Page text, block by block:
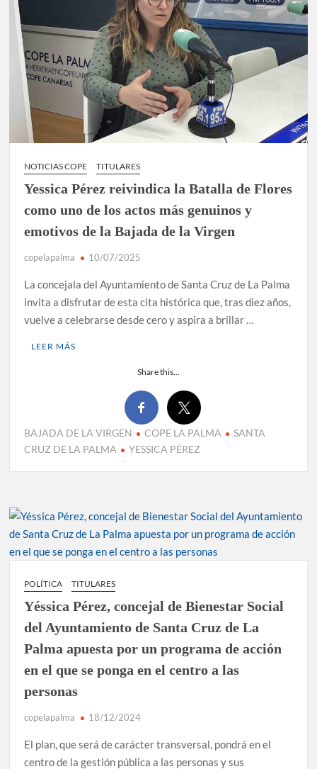
NOTICIAS COPE TITULARES
Yessica Pérez reivindica la Batalla de Flores
como uno de los actos más genuinos y
emotivos de la Bajada de la Virgen
copelapalma 10/07/2025
La concejala del Ayuntamiento de Santa Cruz de La Palma
invita a disfrutar de esta cita histórica que, tras diez años,
vuelve a celebrarse desde cero y aspira a brillar …
LEER MÁS
Share this...
BAJADA DE LA VIRGEN COPE LA PALMA
SANTA
CRUZ DE LA PALMA
YESSICA PÉREZ
POLÍTICA TITULARES
Yéssica Pérez, concejal de Bienestar Social
del Ayuntamiento de Santa Cruz de La
Palma apuesta por un programa de acción
en el que se ponga en el centro a las
personas
copelapalma 18/12/2024
El plan, que será de carácter transversal, pondrá en el
centro de la gestión pública a las personas y sus